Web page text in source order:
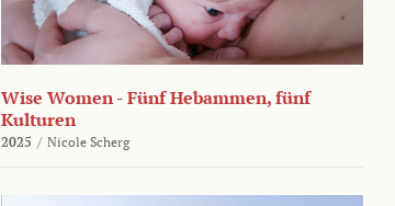
Wise Women - Fünf Hebammen, fünf
Kulturen
2025 / Nicole Scherg